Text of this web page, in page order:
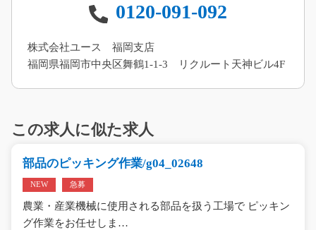
0120-091-092
株式会社ユース 福岡支店
福岡県福岡市中央区舞鶴1-1-3 リクルート天神ビル4F
この求人に似た求人
部品のピッキング作業/g04_02648
NEW 急募
農業・産業機械に使用される部品を扱う工場で ピッキン
グ作業をお任せしま…